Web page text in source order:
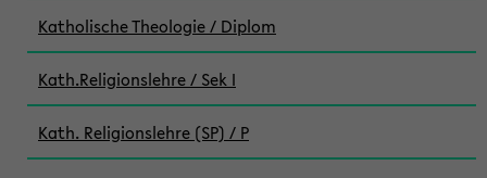
Katholische Theologie / Diplom
Kath.Religionslehre / Sek I
Kath. Religionslehre (SP) / P